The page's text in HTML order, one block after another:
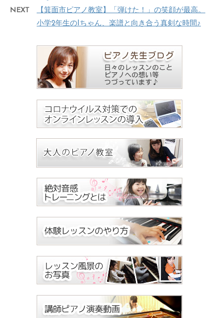
NEXT
【箕面市ピアノ教室】「弾けた！」の笑顔が最高。
小学2年生のIちゃん、楽譜と向き合う真剣な時間♪